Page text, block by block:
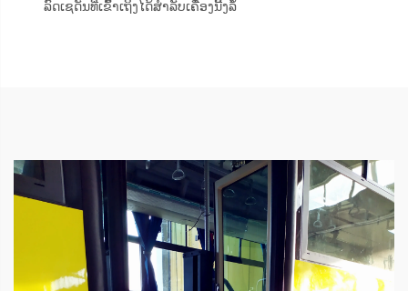
ລົດເຊດັນທີ່ເຂົ້າເຖິງໄດ້ສຳລັບເຄື່ອງນີ້ງລໍ້